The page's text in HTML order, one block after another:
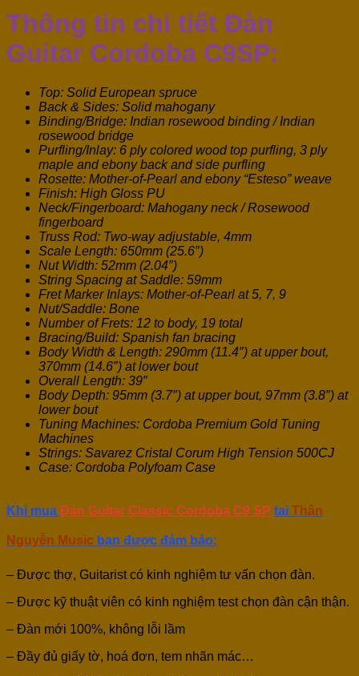
Thông tin chi tiết Đàn
Guitar Cordoba C9SP:
Top: Solid European spruce
Back & Sides: Solid mahogany
Binding/Bridge: Indian rosewood binding / Indian
rosewood bridge
Purfling/Inlay: 6 ply colored wood top purfling, 3 ply
maple and ebony back and side purfling
Rosette: Mother-of-Pearl and ebony “Esteso” weave
Finish: High Gloss PU
Neck/Fingerboard: Mahogany neck / Rosewood
fingerboard
Truss Rod: Two-way adjustable, 4mm
Scale Length: 650mm (25.6″)
Nut Width: 52mm (2.04″)
String Spacing at Saddle: 59mm
Fret Marker Inlays: Mother-of-Pearl at 5, 7, 9
Nut/Saddle: Bone
Number of Frets: 12 to body, 19 total
Bracing/Build: Spanish fan bracing
Body Width & Length: 290mm (11.4″) at upper bout,
370mm (14.6″) at lower bout
Overall Length: 39″
Body Depth: 95mm (3.7″) at upper bout, 97mm (3.8″) at
lower bout
Tuning Machines: Cordoba Premium Gold Tuning
Machines
Strings: Savarez Cristal Corum High Tension 500CJ
Case: Cordoba Polyfoam Case
Khi mua Đàn Guitar Classic Cordoba C9 SP tại Thân
Nguyễn Music bạn được đảm bảo:
– Được thợ, Guitarist có kinh nghiệm tư vấn chọn đàn.
– Được kỹ thuật viên có kinh nghiệm test chọn đàn cận thận.
– Đàn mới 100%, không lỗi lầm
– Đầy đủ giấy tờ, hoá đơn, tem nhãn mác…